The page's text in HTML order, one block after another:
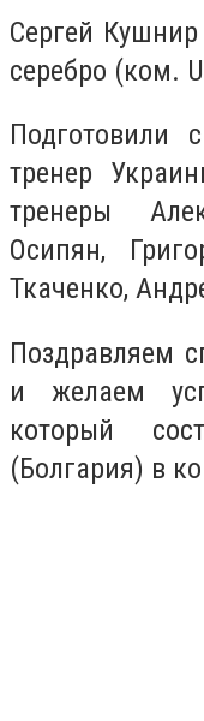
Сергей
серебро (ком.
Подготовили
тренер
тренеры
Осипян,
Ткаченко,
Поздравляем
и желаем
который
(Болгария) в